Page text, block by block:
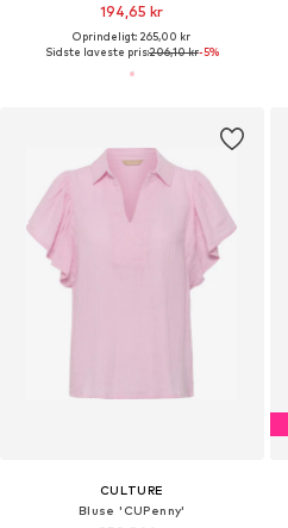
194,65 kr
Oprindeligt: 265,00 kr
Sidste laveste pris:206,10 kr-5%
CULTURE
Bluse 'CUPenny'